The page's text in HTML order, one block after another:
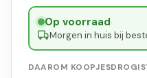
Op voorraad·
Morgen in huis bij
DAAROM